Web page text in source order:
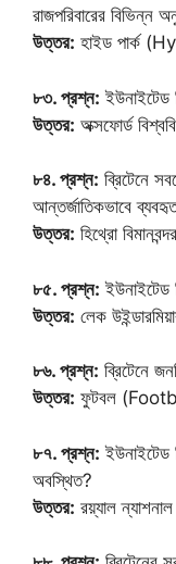
রাজপরিবারের বিভিন্ন
উত্তর: হাইড পার্ক
৮৩. প্রশ্ন: ইউনাইটেড
উত্তর: অক্সফোর্ড
৮৪. প্রশ্ন: ব্রিটেনে
আন্তর্জাতিকভাবে
উত্তর: হিথ্রো
৮৫. প্রশ্ন: ইউনাইটেড
উত্তর: লেক
৮৬. প্রশ্ন: ব্রিটেনে
উত্তর: ফুটবল
৮৭. প্রশ্ন: ইউনাইটেড
অবস্থিত?
উত্তর: রয়্যাল